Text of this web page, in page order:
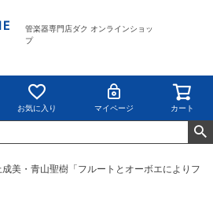
管楽器専門店ダク オンラインショッ
プ
お気に入り マイページ カート
美・青山聖樹「フルートとオーボエによりフ